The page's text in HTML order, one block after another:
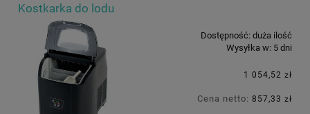
Kostkarka do lodu
Dostępność: duża ilość
Wysyłka w: 5 dni
1 054,52 zł
Cena netto: 857,33 zł